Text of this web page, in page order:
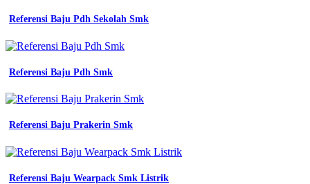
Referensi Baju Pdh Sekolah Smk
Referensi Baju Pdh Smk
Referensi Baju Prakerin Smk
Referensi Baju Wearpack Smk Listrik